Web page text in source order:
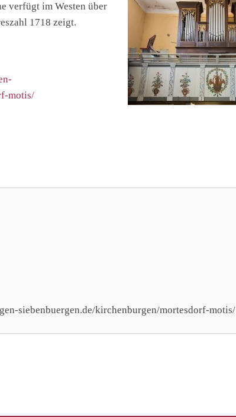
verfügt im Westen über
1718 zeigt.
motis/
siebenbuergen.de/kirchenburgen/mortesdorf-motis/